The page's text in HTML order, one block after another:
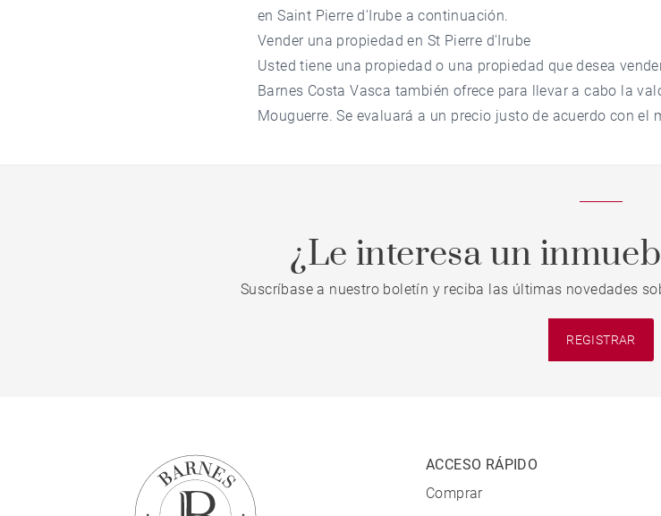
en Saint Pierre d'Irube a continuación.
Vender una propiedad en St Pierre d'Irube
Usted tiene una propiedad o una propiedad que desea
Barnes Costa Vasca también ofrece para llevar a cabo la
Mouguerre. Se evaluará a un precio justo de acuerdo con el
¿Le interesa un
Suscríbase a nuestro boletín y reciba las últimas novedades
REGISTRAR
ACCESO RÁPIDO
Comprar